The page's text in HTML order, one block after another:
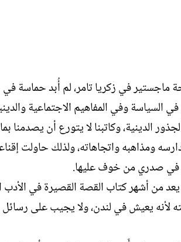
في زكريا تامر، لم أُبد حماسة في
السياسة وفي المفاهيم الاجتماعية
الدينية، وكاتبنا لا يتورع أن يصدمنا
ومذاهبه واتجاهاته، ولذلك حاولت
في صدري من خوف عليها.
من أشهر كتاب القصة القصيرة في
يعيش في لندن، ولا يجيب على رسائل